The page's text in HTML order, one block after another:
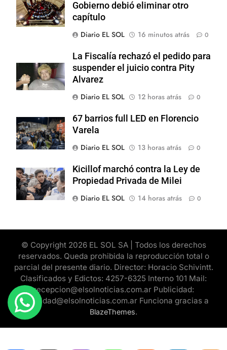
Gobierno debió eliminar otro
capítulo
Diario EL SOL
16 minutos atrás 0
La Fiscalía rechazó el pedido para
suspender el juicio contra Pity
Alvarez
Diario EL SOL
12 horas atrás 0
67 barrios full LED en Florencio
Varela
Diario EL SOL
13 horas atrás 0
Kicillof marchó contra la Ley de
Propiedad Privada de Milei
Diario EL SOL
14 horas atrás 0
© Copyright 2026 EL SOL SA | Todos los derechos
reservados. Queda prohibida la reproducción total o
parcial del presente diario. Director: Horacio Schivintt.
Clasificados y Edictos: 4257-6325 Interno 101 Mail:
recepcion@elsolnoticias.com.ar Publicidad:
publicidad@elsolnoticias.com.ar Funciona gracias a
BlazeThemes.